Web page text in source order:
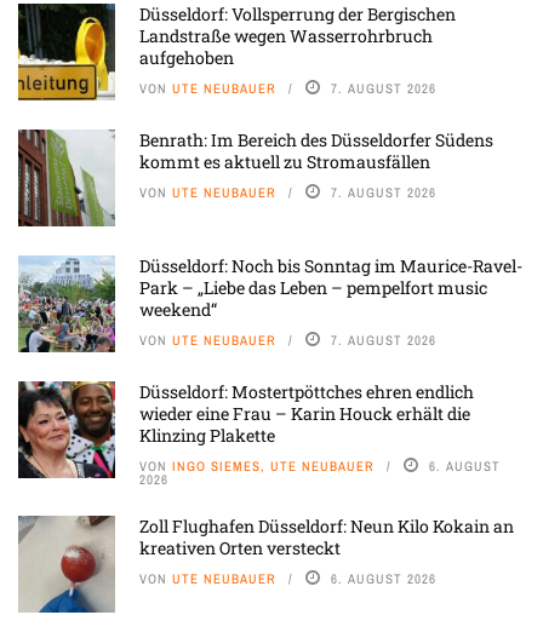
Düsseldorf: Vollsperrung der Bergischen
Landstraße wegen Wasserrohrbruch
aufgehoben
VON UTE NEUBAUER 7. AUGUST 2026
Benrath: Im Bereich des Düsseldorfer Südens
kommt es aktuell zu Stromausfällen
VON UTE NEUBAUER 7. AUGUST 2026
Düsseldorf: Noch bis Sonntag im Maurice-Ravel-
Park – „Liebe das Leben – pempelfort music
weekend“
VON UTE NEUBAUER 7. AUGUST 2026
Düsseldorf: Mostertpöttches ehren endlich
wieder eine Frau – Karin Houck erhält die
Klinzing Plakette
VON INGO SIEMES, UTE NEUBAUER 6. AUGUST
2026
Zoll Flughafen Düsseldorf: Neun Kilo Kokain an
kreativen Orten versteckt
VON UTE NEUBAUER 6. AUGUST 2026